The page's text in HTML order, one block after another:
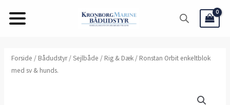
Forside / Bådudstyr/Sejlbåde / Rig & Dæk / Ronstan Orbit enkeltblok
med sv & hunds.
Ronstan
Orbit